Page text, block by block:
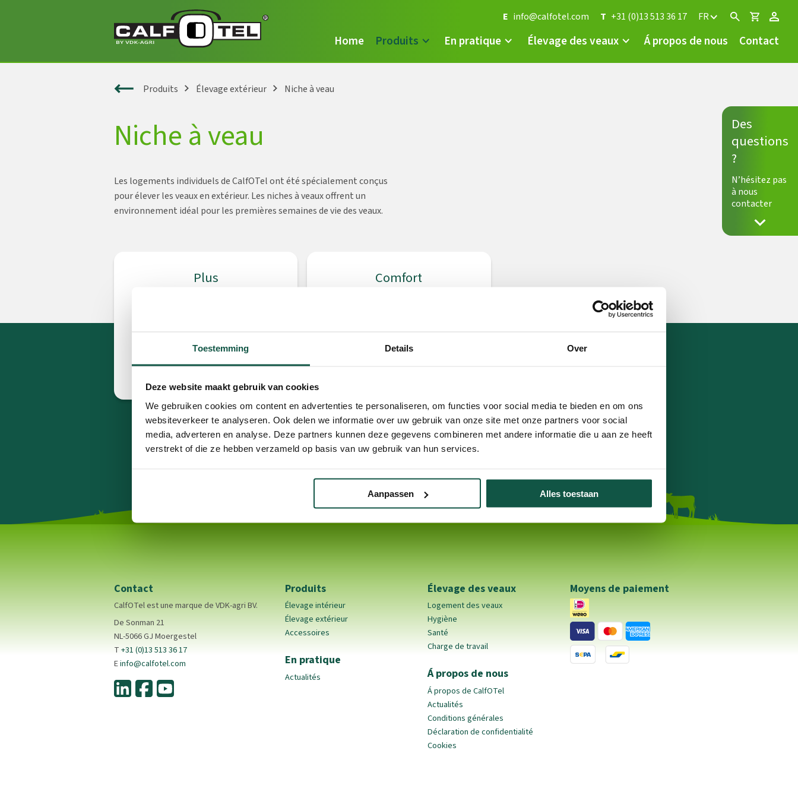
Toestemming Details Over
Deze website maakt gebruik van cookies
We gebruiken cookies om content en advertenties te personaliseren, om functies voor social media te bieden en om ons
websiteverkeer te analyseren. Ook delen we informatie over uw gebruik van onze site met onze partners voor social
media, adverteren en analyse. Deze partners kunnen deze gegevens combineren met andere informatie die u aan ze heeft
verstrekt of die ze hebben verzameld op basis van uw gebruik van hun services.
Aanpassen Alles toestaan
E info@calfotel.com T +31 (0)13 513 36 17 FR
Home Produits En pratique Élevage des veaux Á propos de nous Contact
Produits Élevage extérieur Niche à veau
Des
questions
?
N’hésitez pas
à nous
contacter
Niche à veau
Les logements individuels de CalfOTel ont été spécialement conçus
pour élever les veaux en extérieur. Les niches à veaux offrent un
environnement idéal pour les premières semaines de vie des veaux.
Plus Comfort
Contact
CalfOTel est une marque de VDK-agri BV.
De Sonman 21
NL-5066 GJ Moergestel
T+31 (0)13 513 36 17
Einfo@calfotel.com
Produits
Élevage intérieur
Élevage extérieur
Accessoires
En pratique
Actualités
Élevage des veaux
Logement des veaux
Hygiène
Santé
Charge de travail
Á propos de nous
Á propos de CalfOTel
Actualités
Conditions générales
Déclaration de confidentialité
Cookies
Moyens de paiement